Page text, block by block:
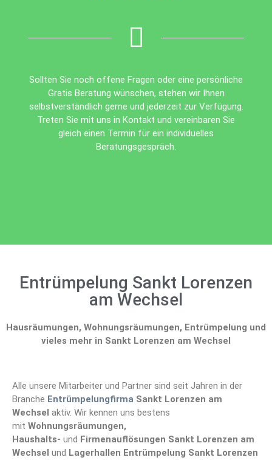
Sollten Sie noch offene Fragen oder eine persönliche
Gratis Beratung wünschen, stehen wir Ihnen
selbstverständlich gerne und jederzeit zur Verfügung.
Treten Sie mit uns in Kontakt und vereinbaren Sie
gleich einen Termin für ein individuelles
Beratungsgespräch.
Entrümpelung Sankt Lorenzen
am Wechsel
Hausräumungen, Wohnungsräumungen, Entrümpelung und
vieles mehr in Sankt Lorenzen am Wechsel
Alle unsere Mitarbeiter und Partner sind seit Jahren in der
Branche Entrümpelungfirma Sankt Lorenzen am
Wechsel aktiv. Wir kennen uns bestens
mit Wohnungsräumungen,
Haushalts- und Firmenauflösungen Sankt Lorenzen am
Wechsel und Lagerhallen Entrümpelung Sankt Lorenzen